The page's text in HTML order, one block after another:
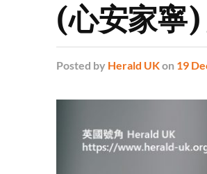
(心安家寧)
Posted by Herald UKon 19